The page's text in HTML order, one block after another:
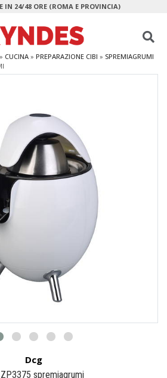
IN 24/48 ORE (ROMA E PROVINCIA)
» CUCINA » PREPARAZIONE CIBI » SPREMIAGRUMI
Dcg
spremiagrumi